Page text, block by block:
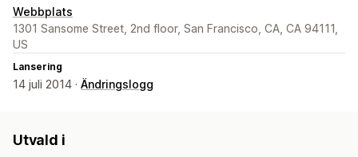
Webbplats
1301 Sansome Street, 2nd floor, San Francisco, CA, CA 94111,
US
Lansering
14 juli 2014 · Ändringslogg
Utvald i